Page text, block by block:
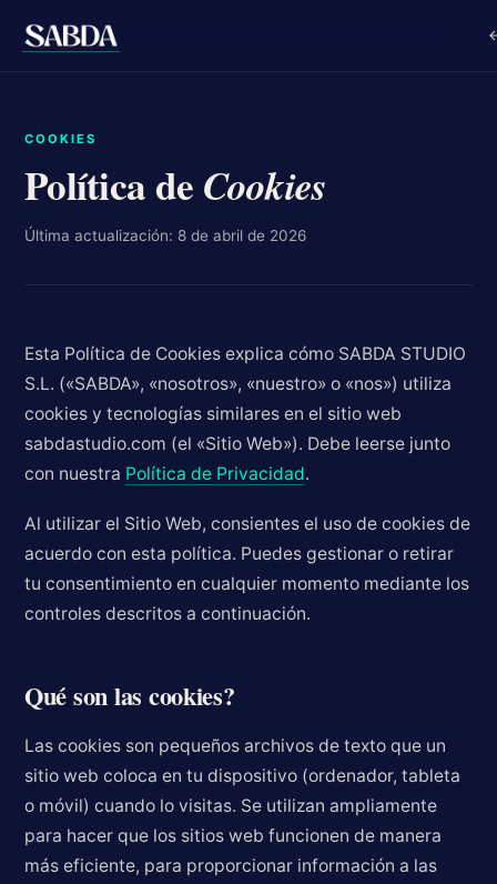
COOKIES
Política de Cookies
Última actualización: 8 de abril de 2026
Esta Política de Cookies explica cómo SABDA STUDIO
S.L. («SABDA», «nosotros», «nuestro» o «nos») utiliza
cookies y tecnologías similares en el sitio web
sabdastudio.com (el «Sitio Web»). Debe leerse junto
con nuestra Política de Privacidad.
Al utilizar el Sitio Web, consientes el uso de cookies de
acuerdo con esta política. Puedes gestionar o retirar
tu consentimiento en cualquier momento mediante los
controles descritos a continuación.
Qué son las cookies?
Las cookies son pequeños archivos de texto que un
sitio web coloca en tu dispositivo (ordenador, tableta
o móvil) cuando lo visitas. Se utilizan ampliamente
para hacer que los sitios web funcionen de manera
más eficiente, para proporcionar información a las